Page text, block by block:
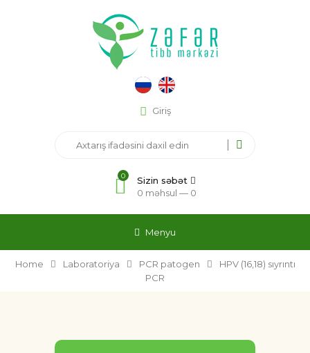
Giriş
0
Sizin səbət
0 məhsul — 0
Menyu
Home Laboratoriya PCR patogen
HPV (16,18) sıyrıntı
PCR